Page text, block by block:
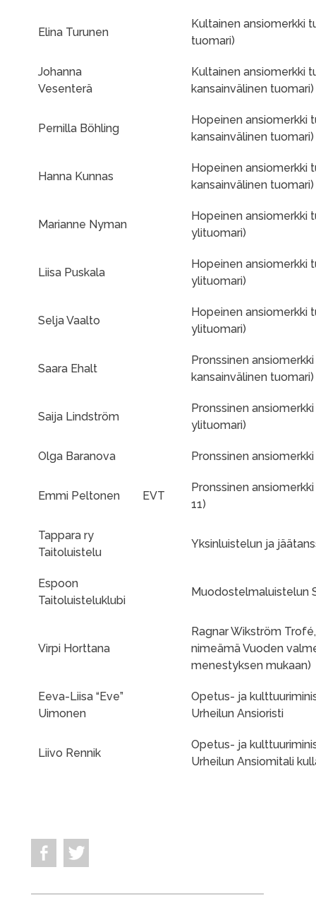
Elina Turunen
Kultainen ansiomerkki
tuomari)
Johanna
Vesenterä
Kultainen ansiomerkki
kansainvälinen tuomari)
Pernilla Böhling
Hopeinen ansiomerkki
kansainvälinen tuomari)
Hanna Kunnas
Hopeinen ansiomerkki
kansainvälinen tuomari)
Marianne Nyman
Hopeinen ansiomerkki
ylituomari)
Liisa Puskala
Hopeinen ansiomerkki
ylituomari)
Selja Vaalto
Hopeinen ansiomerkki
ylituomari)
Saara Ehalt
Pronssinen
kansainvälinen tuomari)
Saija Lindström
Pronssinen
ylituomari)
Olga Baranova Pronssinen
Emmi Peltonen EVT
Pronssinen
11)
Tappara ry
Taitoluistelu
Yksinluistelun ja
Espoon
Taitoluisteluklubi
Muodostelmaluistelun
Virpi Horttana
Ragnar Wikström
nimeämä Vuoden
menestyksen mukaan)
Eeva-Liisa “Eve”
Uimonen
Opetus- ja
Urheilun Ansioristi
Liivo Rennik
Opetus- ja
Urheilun Ansiomitali